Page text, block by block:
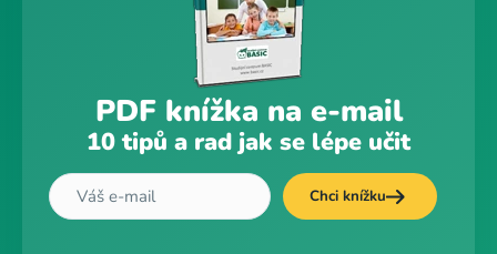
PDF knížka na e-mail
10 tipů a rad jak se lépe učit
Chci knížku